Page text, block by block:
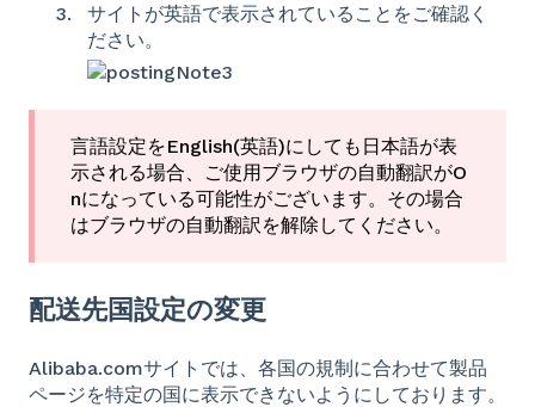
サイトが英語で表示されていることをご確認く
ださい。
言語設定をEnglish(英語)にしても日本語が表
示される場合、ご使用ブラウザの自動翻訳がO
nになっている可能性がございます。その場合
はブラウザの自動翻訳を解除してください。
配送先国設定の変更
Alibaba.comサイトでは、各国の規制に合わせて製品
ページを特定の国に表示できないようにしております。